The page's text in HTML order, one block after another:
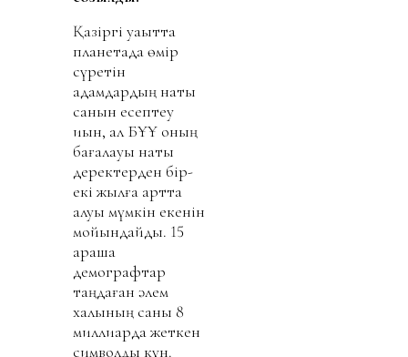
Қазіргі уақытта
планетада өмір
сүретін
адамдардың нақты
санын есептеу
қиын, ал БҰҰ оның
бағалауы нақты
деректерден бір-
екі жылға артта
қалуы мүмкін екенін
мойындайды. 15
қараша
демографтар
таңдаған әлем
халқының саны 8
миллиардқа жеткен
символдық күн.